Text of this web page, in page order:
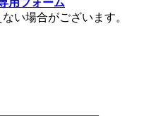
用フォーム
い場合がございます。